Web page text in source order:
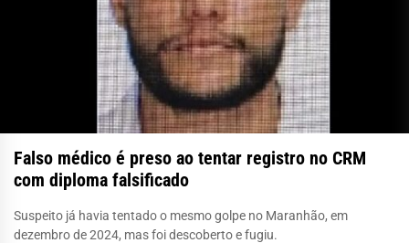
Falso médico é preso ao tentar registro no CRM
com diploma falsificado
Suspeito já havia tentado o mesmo golpe no Maranhão, em
dezembro de 2024, mas foi descoberto e fugiu.